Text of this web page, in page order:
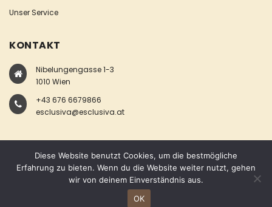
Unser Service
KONTAKT
Nibelungengasse 1-3
1010 Wien
+43 676 6679866
esclusiva@esclusiva.at
COPYRIGHT © ESCLUSIVA
Diese Website benutzt Cookies, um die bestmögliche
Erfahrung zu bieten. Wenn du die Website weiter nutzt, gehen
wir von deinem Einverständnis aus.
OK